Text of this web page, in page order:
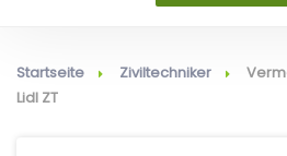
Startseite Ziviltechniker
Lidl ZT